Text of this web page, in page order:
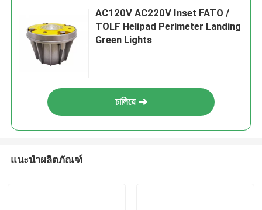
AC120V AC220V Inset FATO /
TOLF Helipad Perimeter Landing
Green Lights
চালিয়ে
แนะนำผลิตภัณฑ์